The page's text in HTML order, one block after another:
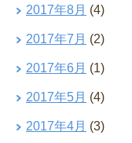
2017年8月 (4)
2017年7月 (2)
2017年6月 (1)
2017年5月 (4)
2017年4月 (3)